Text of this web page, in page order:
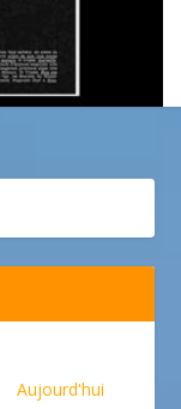
Aujourd'hui